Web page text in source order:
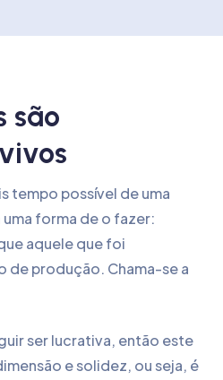
são
tempo possível de uma
uma forma de o fazer:
aquele que foi
de produção. Chama-se a
ser lucrativa, então este
e solidez, ou seja, é